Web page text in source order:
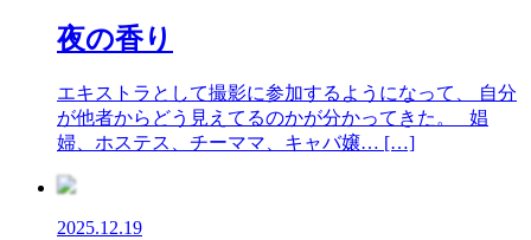
夜の香り
エキストラとして撮影に参加するようになって、 自分
が他者からどう見えてるのかが分かってきた。 娼
婦、ホステス、チーママ、キャバ嬢… […]
2025.12.19